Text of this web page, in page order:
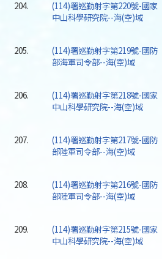
204.
(114)署巡勤射字第220號-國家
中山科學研究院--海(空)域
205.
(114)署巡勤射字第219號-國防
部海軍司令部--海(空)域
206.
(114)署巡勤射字第218號-國家
中山科學研究院--海(空)域
207.
(114)署巡勤射字第217號-國防
部陸軍司令部--海(空)域
208.
(114)署巡勤射字第216號-國防
部陸軍司令部--海(空)域
209.
(114)署巡勤射字第215號-國家
中山科學研究院--海(空)域